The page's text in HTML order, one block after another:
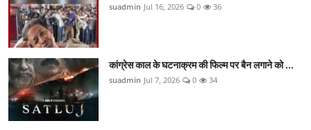
suadmin Jul 16, 2026 0 36
कांग्रेस काल के घटनाक्रम की फिल्म पर बैन लगाने को ...
suadmin Jul 7, 2026 0 34